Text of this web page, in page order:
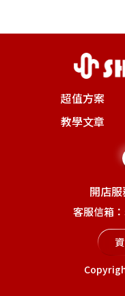
超值方案
教學文章
開店
客服信箱